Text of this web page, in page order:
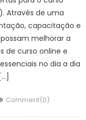
Através de uma
capacitação e
melhorar a
de curso online e
no dia a dia
Comment(0)